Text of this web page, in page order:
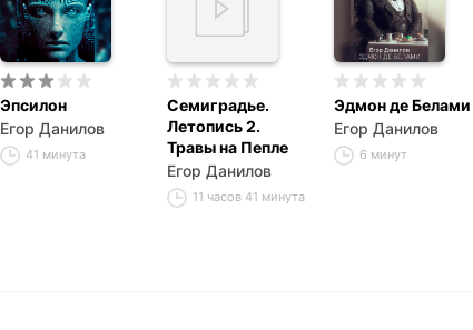
Эпсилон
Егор Данилов
41 минута
Семиградье.
Летопись 2.
Травы на Пепле
Егор Данилов
11 часов 41 минута
Эдмон де Белами
Егор Данилов
6 минут